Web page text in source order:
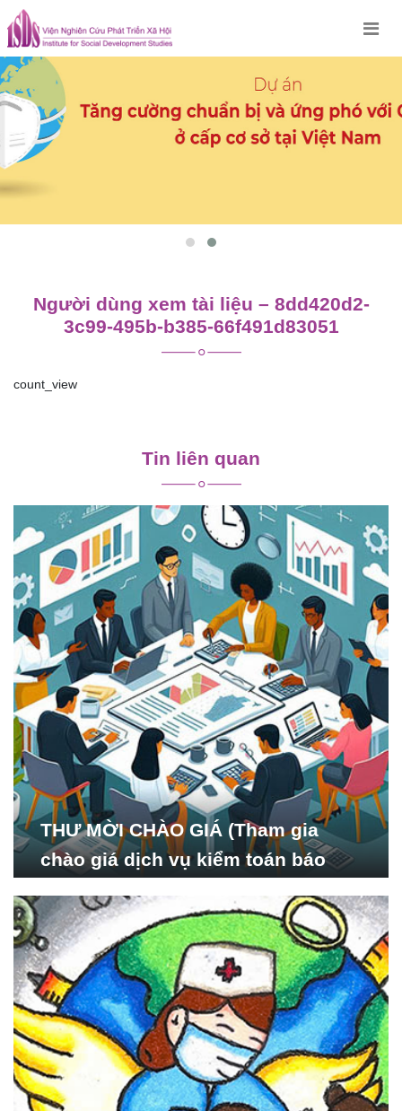
Skip
to
content
Người dùng xem tài liệu – 8dd420d2-
3c99-495b-b385-66f491d83051
count_view
viết
Tin liên quan
THƯ MỜI CHÀO GIÁ (Tham gia
chào giá dịch vụ kiểm toán báo
Nghiên cứu Phát triển Xã
hội_ISDS)